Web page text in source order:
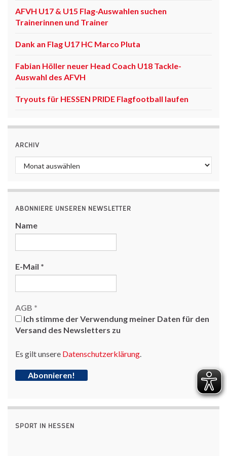
AFVH U17 & U15 Flag-Auswahlen suchen
Trainerinnen und Trainer
Dank an Flag U17 HC Marco Pluta
Fabian Höller neuer Head Coach U18 Tackle-
Auswahl des AFVH
Tryouts für HESSEN PRIDE Flagfootball laufen
ARCHIV
Archiv
ABONNIERE UNSEREN NEWSLETTER
Name
E-Mail *
AGB *
Ich stimme der Verwendung meiner Daten für den
Versand des Newsletters zu
Es gilt unsere Datenschutzerklärung.
SPORT IN HESSEN